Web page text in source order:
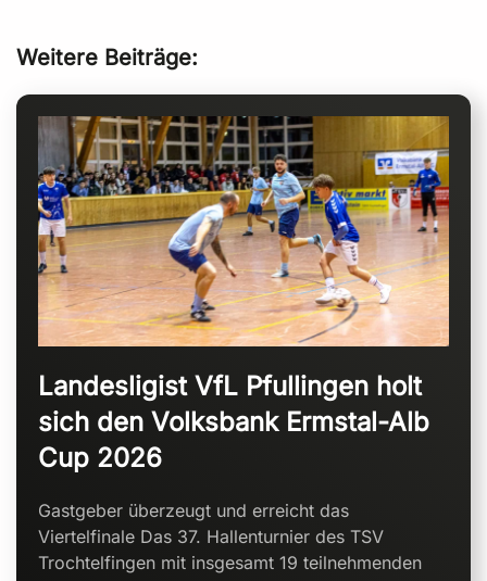
Weitere Beiträge:
Landesligist VfL Pfullingen holt
sich den Volksbank Ermstal-Alb
Cup 2026
Gastgeber überzeugt und erreicht das
Viertelfinale Das 37. Hallenturnier des TSV
Trochtelfingen mit insgesamt 19 teilnehmenden